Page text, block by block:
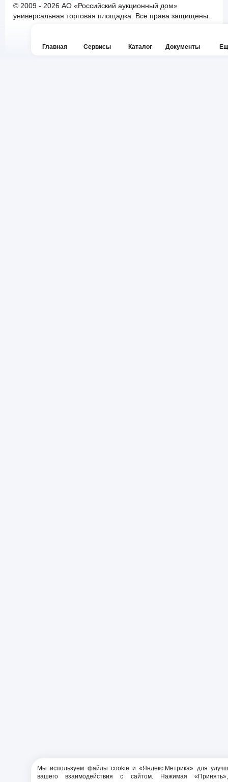
Главная Сервисы Каталог Документы
© 2009 - 2026 АО «Российский аукционный дом»
универсальная торговая площадка. Все права защищены.
Мы используем файлы cookie и «Яндекс.Метрика» для
вашего взаимодействия с сайтом. Нажимая